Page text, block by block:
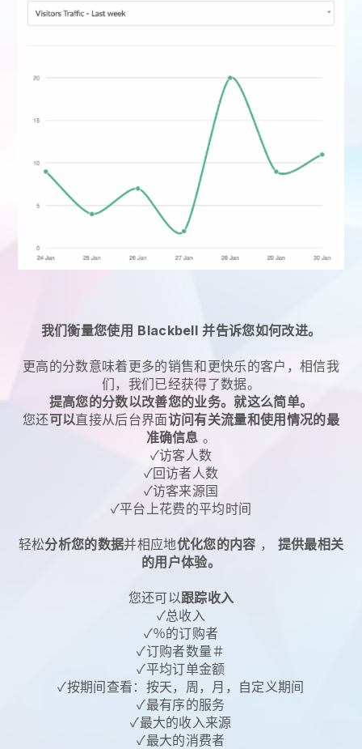
我们衡量您使用 Blackbell 并告诉您如何改进。
更高的分数意味着更多的销售和更快乐的客户，相信我
们，我们已经获得了数据。
提高您的分数以改善您的业务。就这么简单。
您还可以直接从后台界面访问有关流量和使用情况的最
准确信息 。
✓访客人数
✓回访者人数
✓访客来源国
✓平台上花费的平均时间
轻松分析您的数据并相应地优化您的内容 ， 提供最相关
的用户体验。
您还可以跟踪收入
✓总收入
✓％的订购者
✓订购者数量＃
✓平均订单金额
✓按期间查看：按天，周，月，自定义期间
✓最有序的服务
✓最大的收入来源
✓最大的消费者